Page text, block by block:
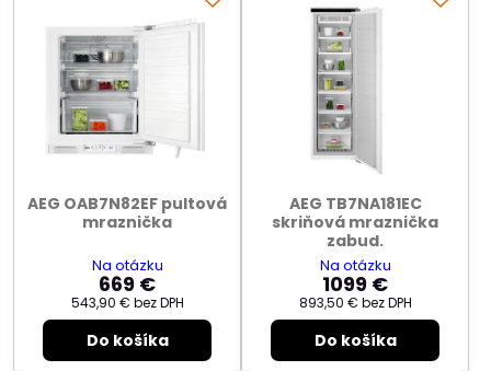
AEG OAB7N82EF pultová
mraznička
Na otázku
669 €
543,90 € bez DPH
Do košíka
AEG TB7NA181EC
skriňová mraznička
zabud.
Na otázku
1099 €
893,50 € bez DPH
Do košíka